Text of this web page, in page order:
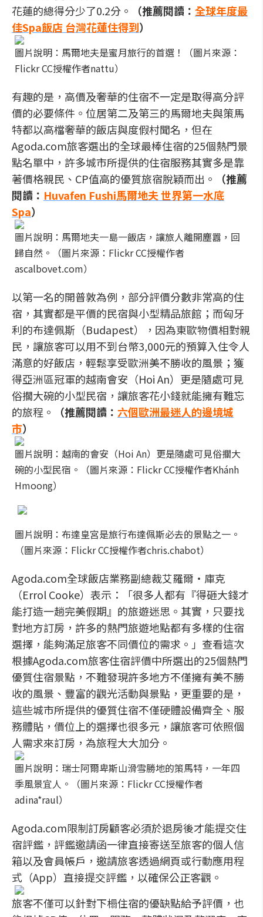
花蓮的總得分少了0.2分。
（推薦閱讀： 全球年度最
佳Spa飯店 台灣花蓮住得到）
圖片說明：馬爾地夫是蜜月旅行的首選！（圖片來源：
Flickr CC授權作者nattu）
有趣的是，高價及奢華的住宿不一定是取得高分評
價的必要條件。位居第二及第三的馬爾地夫與策馬
特都以高檔奢華的飯店與度假村聞名，但在
Agoda.com旅客選出的全球最棒住宿的25個熱門景
點名單中，許多城市所提供的住宿服務其實多是靠
著價格親民、CP值高的優質旅宿脫穎而出。
（推薦
閱讀： Huvafen Fushi馬爾地夫 世界第一水底
Spa）
圖片說明：馬爾地夫一島一飯店，讓旅人離開塵囂，回
歸自然。（圖片來源：Flickr CC授權作者
ascalbovet.com）
以第一名的開普敦為例，部分評價分數非常高的住
宿，其實都是平價的民宿與小型精品旅館；而匈牙
利的布達佩斯（Budapest），因為東歐物價相對親
民，讓旅客可以用不到台幣3,000元的預算入住令人
滿意的好飯店，輕鬆享受歐洲美不勝收的風景；獲
得亞洲區冠軍的越南會安（Hoi An）更是隨處可見
俗擱大碗的小型民宿，讓旅客花小錢就能擁有難忘
的旅程。
（推薦閱讀： 六個歐洲最迷人的邊境城
市）
圖片說明：越南的會安（Hoi An）更是隨處可見俗擱大
碗的小型民宿。（圖片來源：Flickr CC授權作者Khánh
Hmoong）
圖片說明：布達皇宮是旅行布達佩斯必去的景點之一。
（圖片來源：Flickr CC授權作者chris.chabot）
Agoda.com全球飯店業務副總裁艾羅爾‧庫克
（Errol Cooke）表示：「很多人都有『得砸大錢才
能打造一趟完美假期』的旅遊迷思。其實，只要找
對地方訂房，許多的熱門旅遊地點都有多樣的住宿
選擇，能夠滿足旅客不同價位的需求。」查看這次
根據Agoda.com旅客住宿評價中所選出的25個熱門
優質住宿景點，不難發現許多地方不僅擁有美不勝
收的風景、豐富的觀光活動與景點，更重要的是，
這些城市所提供的優質住宿不僅硬體設備齊全、服
務體貼，價位上的選擇也很多元，讓旅客可依照個
人需求來訂房，為旅程大大加分。
圖片說明：瑞士阿爾卑斯山滑雪勝地的策馬特，一年四
季風景宜人。（圖片來源：Flickr CC授權作者
adina*raul）
Agoda.com限制訂房顧客必須於退房後才能提交住
宿評鑑，評鑑邀請函一律直接寄送至旅客的個人信
箱以及會員帳戶，邀請旅客透過網頁或行動應用程
式（App）直接提交評鑑，以確保公正客觀。
旅客不僅可以針對下榻住宿的優缺點給予評價，也